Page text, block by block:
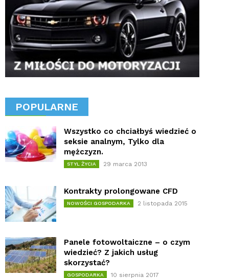
POPULARNE
Wszystko co chciałbyś wiedzieć o
seksie analnym, Tylko dla
mężczyzn.
STYL ŻYCIA 29 marca 2013
Kontrakty prolongowane CFD
NOWOŚCI GOSPODARKA 2 listopada 2015
Panele fotowoltaiczne – o czym
wiedzieć? Z jakich usług
skorzystać?
GOSPODARKA 10 sierpnia 2017